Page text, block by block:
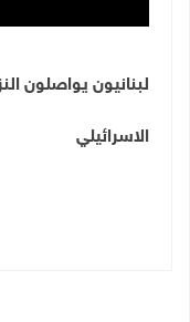
لبنانيون يواصلون
الاسرائيلي